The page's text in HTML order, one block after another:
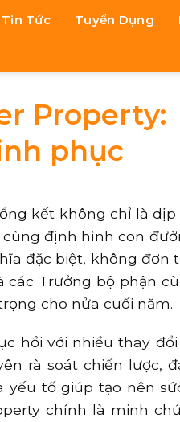
Tin Tức Tuyển Dụng
Property:
phục
kết không chỉ là dịp
định hình con
đặc biệt, không đơn
các Trưởng bộ phận
cho nửa cuối năm.
hồi với nhiều thay
rà soát chiến lược,
yếu tố giúp tạo nên
chính là minh